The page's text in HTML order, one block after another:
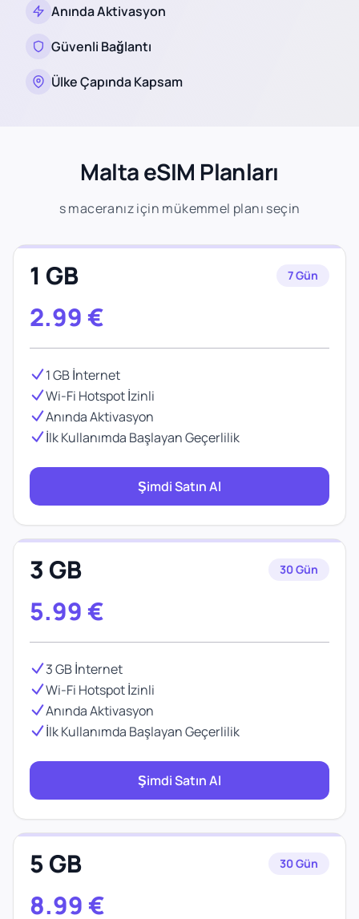
Anında Aktivasyon
Güvenli Bağlantı
Ülke Çapında Kapsam
Malta eSIM Planları
s maceranız için mükemmel planı seçin
1 GB 7 Gün
2.99 €
1 GB İnternet
Wi-Fi Hotspot İzinli
Anında Aktivasyon
İlk Kullanımda Başlayan Geçerlilik
Şimdi Satın Al
3 GB 30 Gün
5.99 €
3 GB İnternet
Wi-Fi Hotspot İzinli
Anında Aktivasyon
İlk Kullanımda Başlayan Geçerlilik
Şimdi Satın Al
5 GB 30 Gün
8.99 €